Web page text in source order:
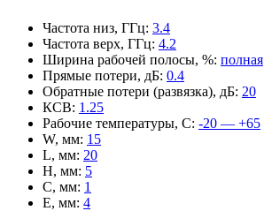
Частота низ, ГГц: 3.4
Частота верх, ГГц: 4.2
Ширина рабочей полосы, %: полная
Прямые потери, дБ: 0.4
Обратные потери (развязка), дБ: 20
КСВ: 1.25
Рабочие температуры, С: -20 — +65
W, мм: 15
L, мм: 20
H, мм: 5
C, мм: 1
E, мм: 4